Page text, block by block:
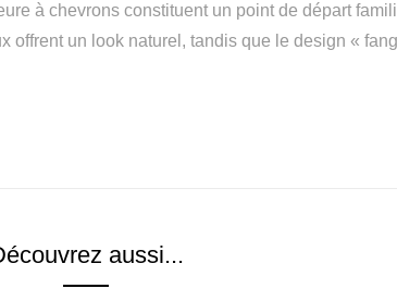
à chevrons constituent un point de départ
un look naturel, tandis que le design «
aussi...